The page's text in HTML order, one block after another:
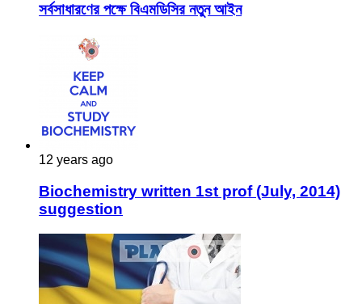
সর্বসাধারণের পক্ষে বিএমডিসির নতুন আইন
12 years ago
Biochemistry written 1st prof (July, 2014)
suggestion